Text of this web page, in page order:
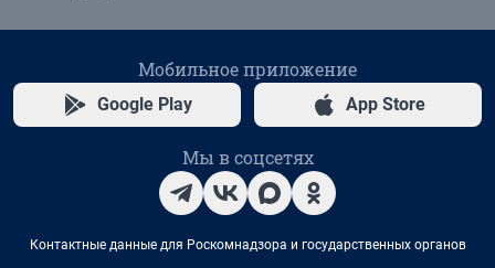
Мобильное приложение
Google Play App Store
Мы в соцсетях
Контактные данные для Роскомнадзора и государственных органов